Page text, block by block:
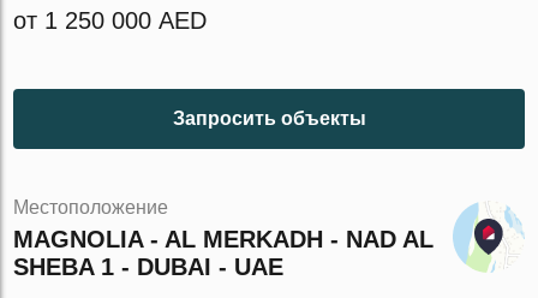
от 1 250 000 AED
Запросить объекты
Местоположение
MAGNOLIA - AL MERKADH - NAD AL
SHEBA 1 - DUBAI - UAE